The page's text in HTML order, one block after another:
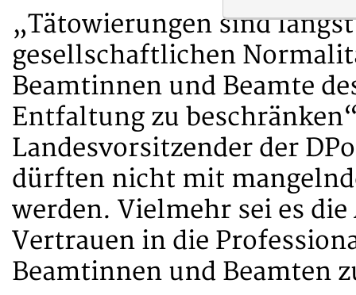
„Tätowierungen sind
gesellschaftlichen
Beamtinnen und Beamte
Entfaltung zu
Landesvorsitzender der
dürften nicht mit
werden. Vielmehr sei es
Vertrauen in die
Beamtinnen und Beamten